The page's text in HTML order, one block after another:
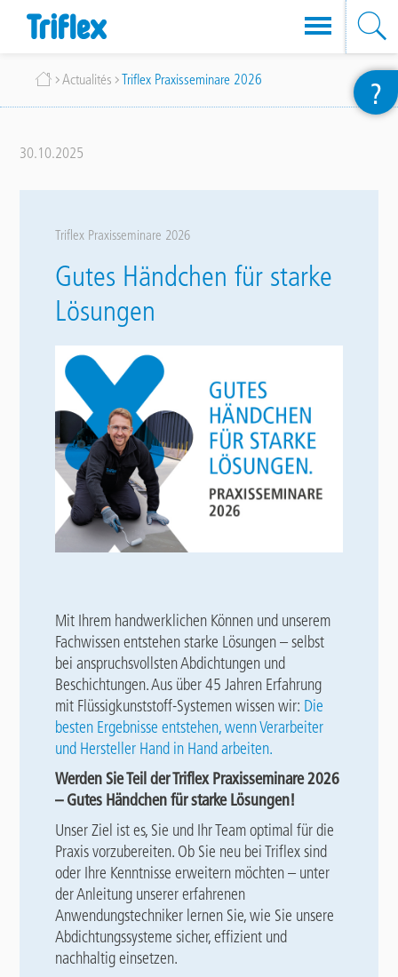
contenu
Fil
d'Ariane
Actualités Triflex Praxisseminare 2026
30.10.2025
Triflex Praxisseminare 2026
Gutes Händchen für starke
Lösungen
Mit Ihrem handwerklichen Können und unserem
Fachwissen entstehen starke Lösungen – selbst
bei anspruchsvollsten Abdichtungen und
Beschichtungen. Aus über 45 Jahren Erfahrung
mit Flüssigkunststoff-Systemen wissen wir: Die
besten Ergebnisse entstehen, wenn Verarbeiter
und Hersteller Hand in Hand arbeiten.
Werden Sie Teil der Triflex Praxisseminare 2026
– Gutes Händchen für starke Lösungen!
Unser Ziel ist es, Sie und Ihr Team optimal für die
Praxis vorzubereiten. Ob Sie neu bei Triflex sind
oder Ihre Kenntnisse erweitern möchten – unter
der Anleitung unserer erfahrenen
Anwendungstechniker lernen Sie, wie Sie unsere
Abdichtungssysteme sicher, effizient und
nachhaltig einsetzen.
?